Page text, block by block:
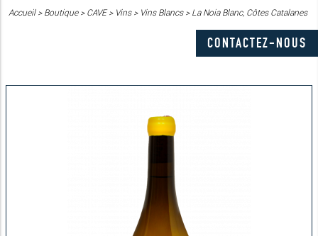
Accueil>Boutique>CAVE> Vins> Vins Blancs>La Noia Blanc, Côtes Catalanes
CONTACTEZ-NOUS